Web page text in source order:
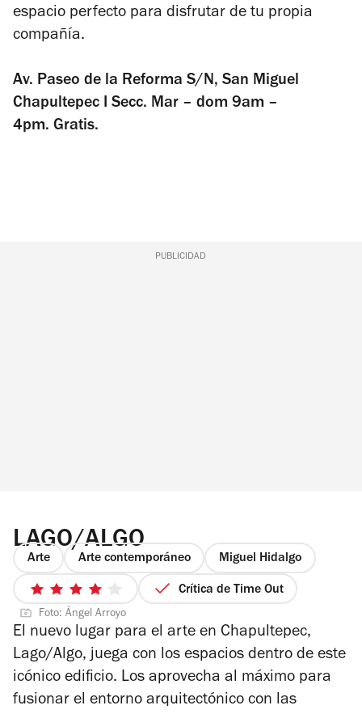
espacio perfecto para disfrutar de tu propia
compañía.
Av. Paseo de la Reforma S/N, San Miguel
Chapultepec I Secc. Mar – dom 9am –
4pm. Gratis.
PUBLICIDAD
LAGO/ALGO
Arte Arte contemporáneo Miguel Hidalgo
4
de
5
estrellas
Crítica de Time Out
Foto: Ángel Arroyo
El nuevo lugar para el arte en Chapultepec,
Lago/Algo, juega con los espacios dentro de este
icónico edificio. Los aprovecha al máximo para
fusionar el entorno arquitectónico con las